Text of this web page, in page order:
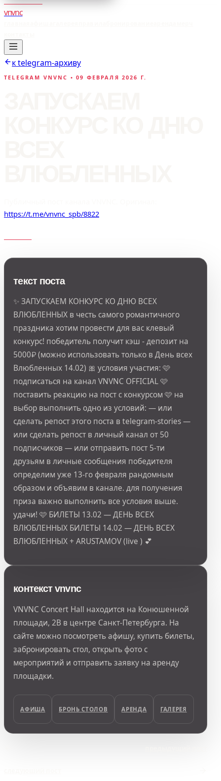
vnvnc
к telegram-архиву
TELEGRAM VNVNC • 09 ФЕВРАЛЯ 2026 Г.
https://t.me/vnvnc_spb/8822
текст поста
✨ ЗАПУСКАЕМ КОНКУРС КО ДНЮ ВСЕХ
ВЛЮБЛЕННЫХ в честь самого романтичного
праздника хотим провести для вас клевый
конкурс! победитель получит кэш - депозит на
5000₽ (можно использовать только в День всех
Влюбленных 14.02) 🎀 условия участия: 🩷
подписаться на канал VNVNC OFFICIAL 🩷
поставить реакцию на пост с конкурсом 🩷 на
выбор выполнить одно из условий: — или
сделать репост этого поста в telegram-stories —
или сделать репост в личный канал от 50
подписчиков — или отправить пост 5-ти
друзьям в личные сообщения победителя
определим уже 13-го февраля рандомным
образом и объявим в канале. для получения
приза важно выполнить все условия выше.
удачи! 🩷 БИЛЕТЫ 13.02 — ДЕНЬ ВСЕХ
ВЛЮБЛЕННЫХ БИЛЕТЫ 14.02 — ДЕНЬ ВСЕХ
ВЛЮБЛЕННЫХ + ARUSTAMOV (live ) 💕
контекст vnvnc
VNVNC Concert Hall находится на Конюшенной
площади, 2В в центре Санкт-Петербурга. На
сайте можно посмотреть афишу, купить билеты,
забронировать стол, открыть фото с
мероприятий и отправить заявку на аренду
площадки.
АФИША БРОНЬ СТОЛОВ АРЕНДА ГАЛЕРЕЯ